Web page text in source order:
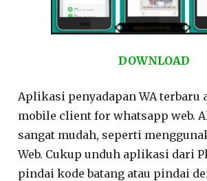
DOWNLOAD
Aplikasi penyadapan WA terbaru
mobile client for whatsapp web.
sangat mudah, seperti
Web. Cukup unduh aplikasi dari
pindai kode batang atau pindai